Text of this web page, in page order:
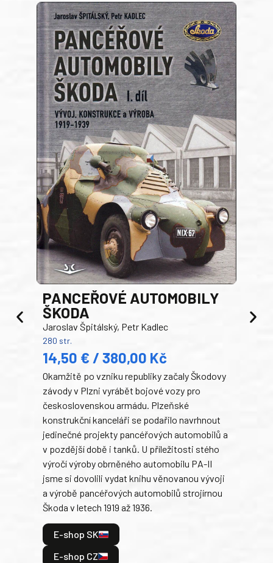
PANCEŘOVÉ AUTOMOBILY
ŠKODA
Jaroslav Špitálský, Petr Kadlec
280 str.
14,50 € / 380,00 Kč
Okamžitě po vzniku republiky začaly Škodovy
závody v Plzni vyrábět bojové vozy pro
československou armádu. Plzeňské
konstrukční kanceláři se podařilo navrhnout
jedinečné projekty pancéřových automobilů a
v pozdější době i tanků. U příležitosti stého
výročí výroby obrněného automobilu PA-II
jsme si dovolili vydat knihu věnovanou vývoji
a výrobě pancéřových automobilů strojírnou
Škoda v letech 1919 až 1936.
E-shop SK
E-shop CZ